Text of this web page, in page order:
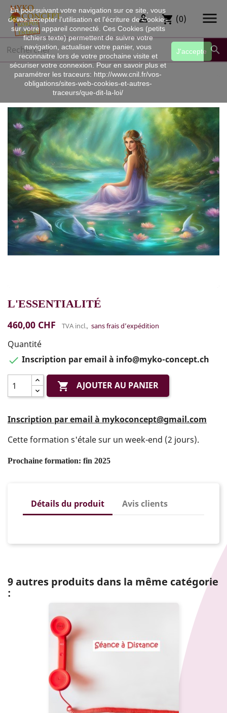
 shopping_cart (0) 

L'ESSENTIALITÉ
460,00 CHF TVA incl., sans frais d’expédition
Quantité
 Inscription par email à info@myko-concept.ch
 AJOUTER AU PANIER
Inscription par email à mykoconcept@gmail.com
Cette formation s'étale sur un week-end (2 jours).
Prochaine formation: fin 2025
Détails du produit Avis clients
9 autres produits dans la même catégorie
:
En poursuivant votre navigation sur ce site, vous
devez accepter l’utilisation et l'écriture de Cookies
sur votre appareil connecté. Ces Cookies (petits
fichiers texte) permettent de suivre votre
navigation, actualiser votre panier, vous
reconnaitre lors de votre prochaine visite et
sécuriser votre connexion. Pour en savoir plus et
paramétrer les traceurs: http://www.cnil.fr/vos-
obligations/sites-web-cookies-et-autres-
traceurs/que-dit-la-loi/
J'accepte